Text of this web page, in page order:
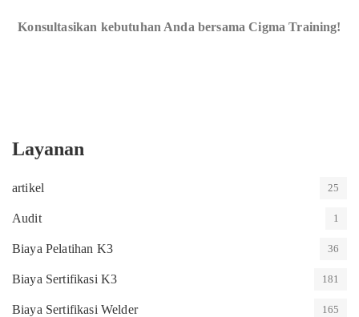
Konsultasikan kebutuhan Anda bersama Cigma Training!
Layanan
artikel 25
Audit 1
Biaya Pelatihan K3 36
Biaya Sertifikasi K3 181
Biaya Sertifikasi Welder 165